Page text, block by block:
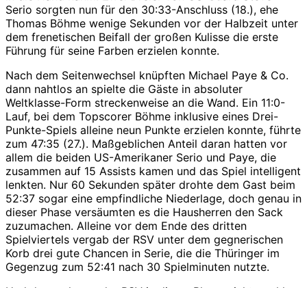
Serio sorgten nun für den 30:33-Anschluss (18.), ehe
Thomas Böhme wenige Sekunden vor der Halbzeit unter
dem frenetischen Beifall der großen Kulisse die erste
Führung für seine Farben erzielen konnte.
Nach dem Seitenwechsel knüpften Michael Paye & Co.
dann nahtlos an spielte die Gäste in absoluter
Weltklasse-Form streckenweise an die Wand. Ein 11:0-
Lauf, bei dem Topscorer Böhme inklusive eines Drei-
Punkte-Spiels alleine neun Punkte erzielen konnte, führte
zum 47:35 (27.). Maßgeblichen Anteil daran hatten vor
allem die beiden US-Amerikaner Serio und Paye, die
zusammen auf 15 Assists kamen und das Spiel intelligent
lenkten. Nur 60 Sekunden später drohte dem Gast beim
52:37 sogar eine empfindliche Niederlage, doch genau in
dieser Phase versäumten es die Hausherren den Sack
zuzumachen. Alleine vor dem Ende des dritten
Spielviertels vergab der RSV unter dem gegnerischen
Korb drei gute Chancen in Serie, die die Thüringer im
Gegenzug zum 52:41 nach 30 Spielminuten nutzte.